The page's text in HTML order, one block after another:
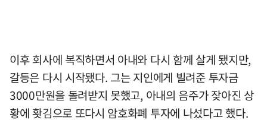
이후 회사에 복직하면서 아내와 다시 함께 살게 됐지만,
갈등은 다시 시작됐다. 그는 지인에게 빌려준 투자금
3000만원을 돌려받지 못했고, 아내의 음주가 잦아진 상
황에 홧김으로 또다시 암호화폐 투자에 나섰다고 했다.